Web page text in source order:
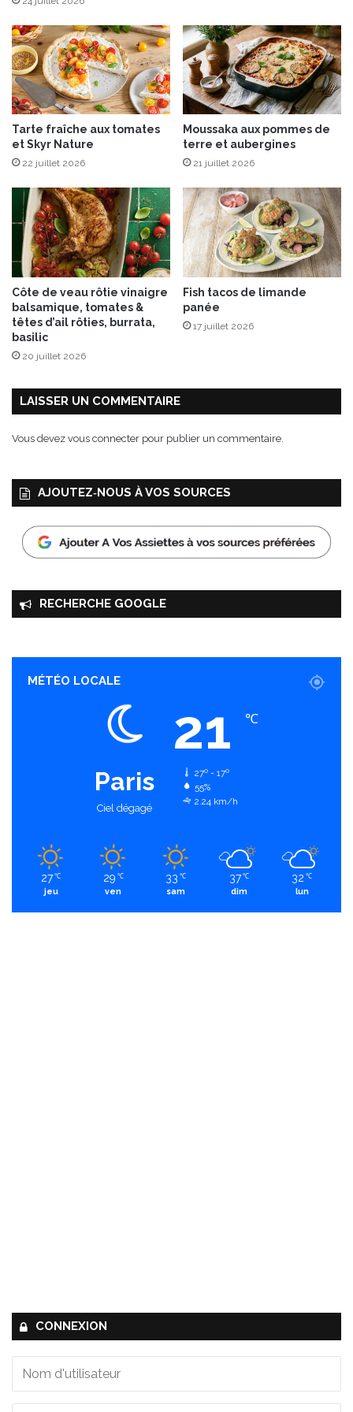
G
o
u
r
m
a
n
d
»
m
o
n
t
Tarte fraîche aux tomates
et Skyr Nature
22 juillet 2026
Moussaka aux pommes de
terre et aubergines
21 juillet 2026
Côte de veau rôtie vinaigre
balsamique, tomates &
têtes d’ail rôties, burrata,
basilic
20 juillet 2026
Fish tacos de limande
panée
17 juillet 2026
LAISSER UN COMMENTAIRE
Vous devez vous connecter pour publier un commentaire.
AJOUTEZ‑NOUS À VOS SOURCES
RECHERCHE GOOGLE
MÉTÉO LOCALE
Paris
Ciel dégagé
21 ℃
27º - 17º
55%
2.24 km/h
27 ℃
jeu
29 ℃
ven
33 ℃
sam
37 ℃
dim
32 ℃
lun
CONNEXION